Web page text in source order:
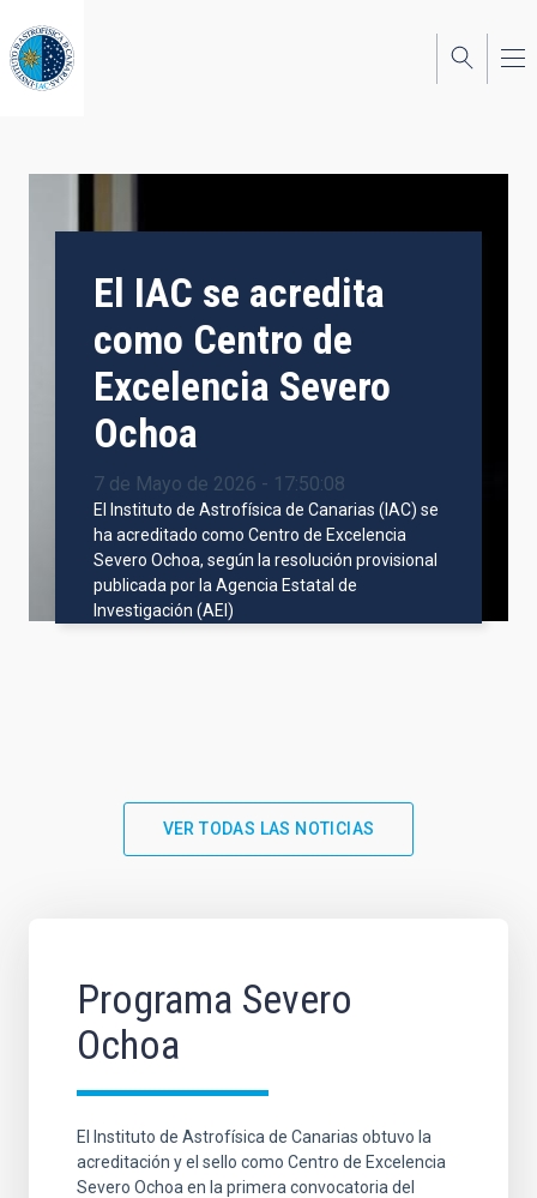
al
contenido
principal
El IAC se acredita
como Centro de
Excelencia Severo
Ochoa
7 de Mayo de 2026 - 17:50:08
El Instituto de Astrofísica de Canarias (IAC) se
ha acreditado como Centro de Excelencia
Severo Ochoa, según la resolución provisional
publicada por la Agencia Estatal de
Investigación (AEI)
VER TODAS LAS NOTICIAS
Programa Severo
Ochoa
El Instituto de Astrofísica de Canarias obtuvo la
acreditación y el sello como Centro de Excelencia
Severo Ochoa en la primera convocatoria del